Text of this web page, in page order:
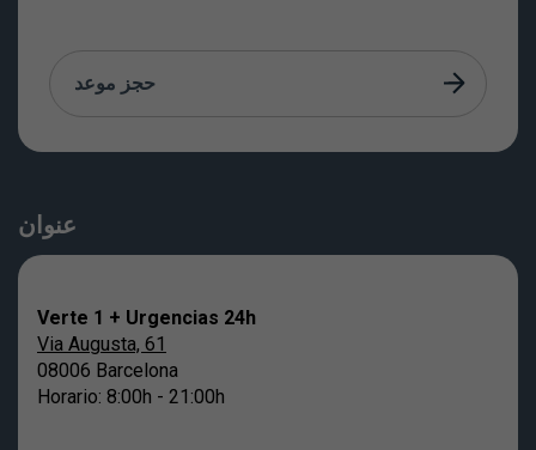
حجز موعد
عنوان
Verte 1 + Urgencias 24h
Via Augusta, 61
08006 Barcelona
Horario: 8:00h - 21:00h